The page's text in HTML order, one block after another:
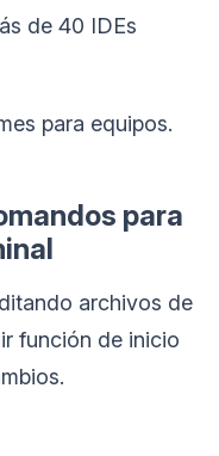
de 40 IDEs
para equipos.
para
archivos de
función de inicio